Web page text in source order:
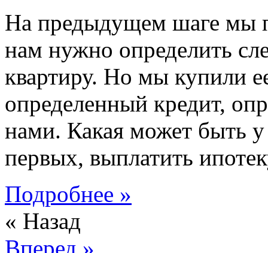
На предыдущем шаге мы
нам нужно определить
квартиру. Но мы купили
определенный кредит,
нами. Какая может быть
первых, выплатить
Подробнее »
« Назад